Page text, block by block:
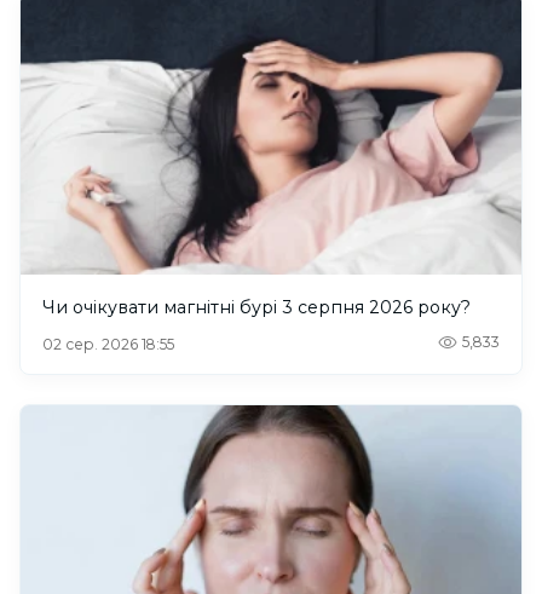
Чи очікувати магнітні бурі 3 серпня 2026 року?
02 сер. 2026 18:55 5,833